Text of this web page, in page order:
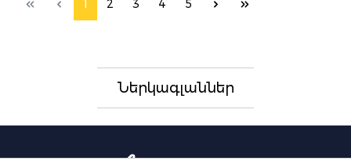
1 2 3 4 5
Ներկագլաններ